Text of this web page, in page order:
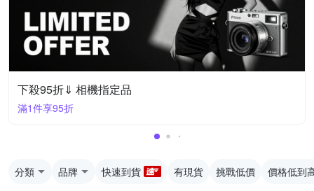
下殺95折⇓ 相機指定品
滿1件享95折
分類 品牌 快速到貨 有現貨 挑戰低價 價格低到